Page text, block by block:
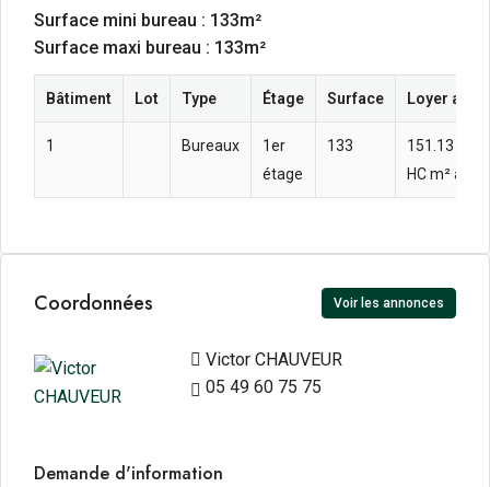
Surface mini bureau : 133m²
Surface maxi bureau : 133m²
Bâtiment Lot Type Étage Surface Loyer
1 Bureaux
1er
étage
133
151.13  HT
HC m² an
Coordonnées Voir les annonces
Victor CHAUVEUR
05 49 60 75 75
Demande d'information